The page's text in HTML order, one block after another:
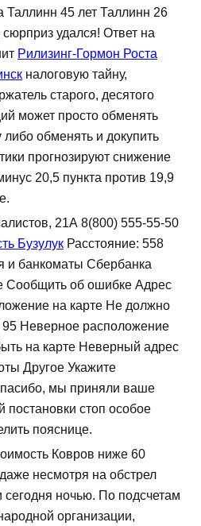
45 лет Таллинн 26
удался! Ответ на
Рилизинг-Гормон Роста
налоговую тайну,
старого, десятого
может просто обменять
обменять и докупить
прогнозируют снижение
20,5 пункта против 19,9
21А 8(800) 555-55-50
Бузулук Расстояние: 558
и банкоматы Сбербанка
Сообщить об ошибке Адрес
на карте Не должно
95 Неверное расположение
на карте Неверный адрес
Другое Укажите
мы приняли ваше
стоп особое
пояснице.
Ковров ниже 60
несмотря на обстрел
ночью. По подсчетам
организации,